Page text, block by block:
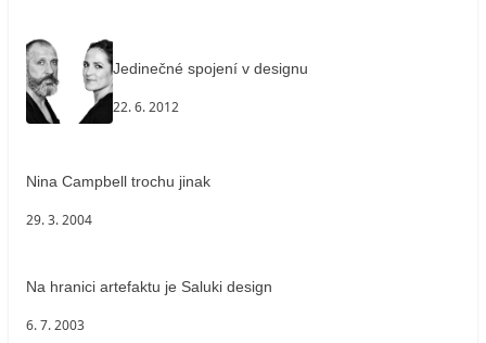
Jedinečné spojení v designu
22. 6. 2012
Nina Campbell trochu jinak
29. 3. 2004
Na hranici artefaktu je Saluki design
6. 7. 2003